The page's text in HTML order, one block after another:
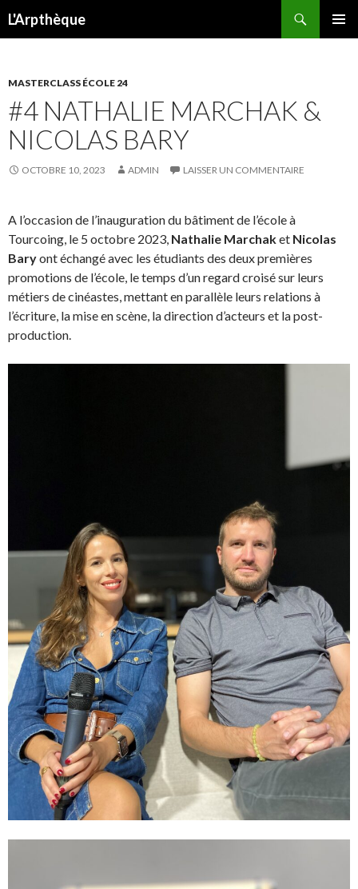
L'Arpthèque
MASTERCLASS ÉCOLE 24
#4 NATHALIE MARCHAK &
NICOLAS BARY
OCTOBRE 10, 2023 ADMIN LAISSER UN COMMENTAIRE
A l’occasion de l’inauguration du bâtiment de l’école à
Tourcoing, le 5 octobre 2023, Nathalie Marchaket Nicolas
Baryont échangé avec les étudiants des deux premières
promotions de l’école, le temps d’un regard croisé sur leurs
métiers de cinéastes, mettant en parallèle leurs relations à
l’écriture, la mise en scène, la direction d’acteurs et la post-
production.